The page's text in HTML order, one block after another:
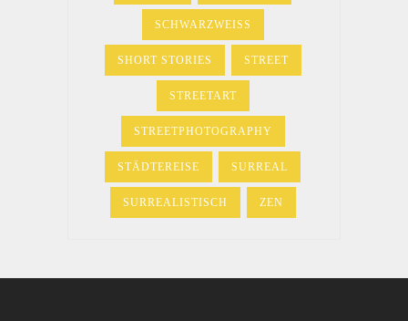
SCHWARZWEISS
SHORT STORIES STREET
STREETART
STREETPHOTOGRAPHY
STÄDTEREISE SURREAL
SURREALISTISCH ZEN